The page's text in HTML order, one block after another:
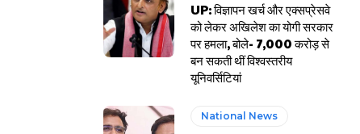
UP: विज्ञापन खर्च और एक्सप्रेसवे
को लेकर अखिलेश का योगी सरकार
पर हमला, बोले- 7,000 करोड़ से
बन सकती थीं विश्वस्तरीय
यूनिवर्सिटियां
National News